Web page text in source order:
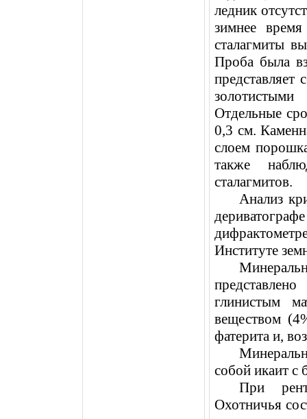
ледник
зимнее
сталагмиты
Проба была
представляет
Отдельные
0,3 см.
слоем
также
сталагмитов.
Анализ
Институте
глинистым
веществом
фатерита и,
собой икаит
При
Охотничья